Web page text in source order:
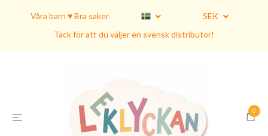
Våra barn ♥ Bra saker
SEK
Tack för att du väljer en svensk distributör!
0